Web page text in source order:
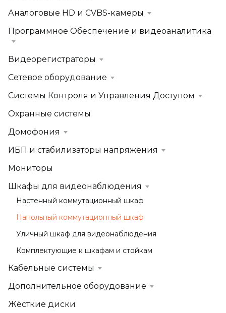
Аналоговые HD и CVBS-камеры
Программное Обеспечение и видеоаналитика
Видеорегистраторы
Сетевое оборудование
Системы Контроля и Управления Доступом
Охранные системы
Домофония
ИБП и стабилизаторы напряжения
Мониторы
Шкафы для видеонаблюдения
Настенный коммутационный шкаф
Напольный коммутационный шкаф
Уличный шкаф для видеонаблюдения
Комплектующие к шкафам и стойкам
Кабельные системы
Дополнительное оборудование
Жёсткие диски